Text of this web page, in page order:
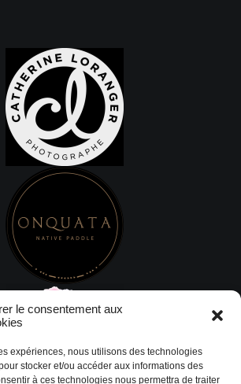
le consentement aux
expériences, nous utilisons des technologies
stocker et/ou accéder aux informations des
à ces technologies nous permettra de traiter